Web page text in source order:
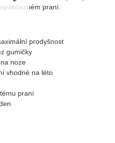
praní.
prodyšnost
gumičky
noze
vhodné na léto
praní